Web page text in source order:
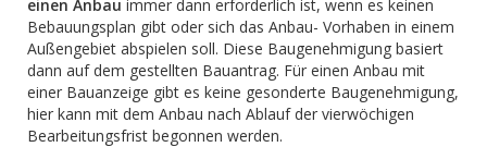
einen Anbau immer dann erforderlich ist, wenn es keinen
Bebauungsplan gibt oder sich das Anbau- Vorhaben in einem
Außengebiet abspielen soll. Diese Baugenehmigung basiert
dann auf dem gestellten Bauantrag. Für einen Anbau mit
einer Bauanzeige gibt es keine gesonderte Baugenehmigung,
hier kann mit dem Anbau nach Ablauf der vierwöchigen
Bearbeitungsfrist begonnen werden.